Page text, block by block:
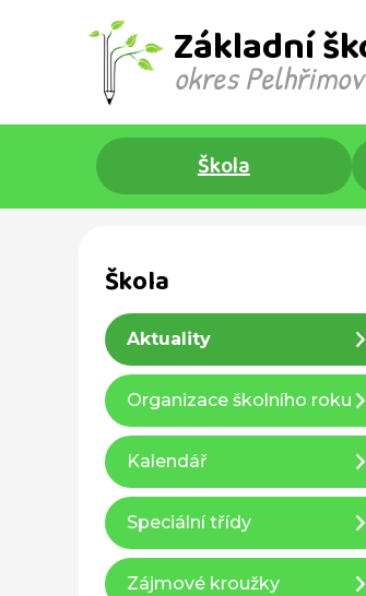
Základní
okres Pelhřimov ​
Škola
Škola
Aktuality
Organizace školního roku
Kalendář
Speciální třídy
Zájmové kroužky